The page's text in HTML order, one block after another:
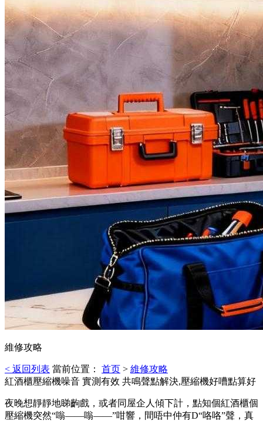
維修攻略
< 返回列表 當前位置： 首页 > 維修攻略
紅酒櫃壓縮機噪音 實測有效 共鳴聲點解決,壓縮機好嘈點算好
夜晚想靜靜地睇齣戲，或者同屋企人傾下計，點知個紅酒櫃個
壓縮機突然“嗡——嗡——”咁響，間唔中仲有D“咯咯”聲，真